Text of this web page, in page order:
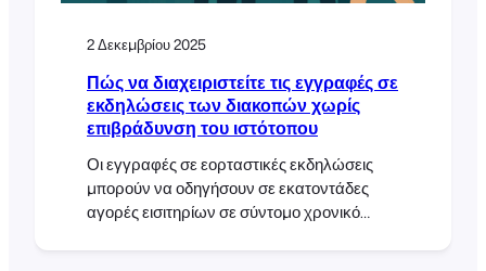
2 Δεκεμβρίου 2025
Πώς να διαχειριστείτε τις εγγραφές σε
εκδηλώσεις των διακοπών χωρίς
επιβράδυνση του ιστότοπου
Οι εγγραφές σε εορταστικές εκδηλώσεις
μπορούν να οδηγήσουν σε εκατοντάδες
αγορές εισιτηρίων σε σύντομο χρονικό